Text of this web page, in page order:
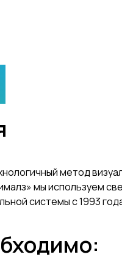
метод
мы используем
системы с 1993